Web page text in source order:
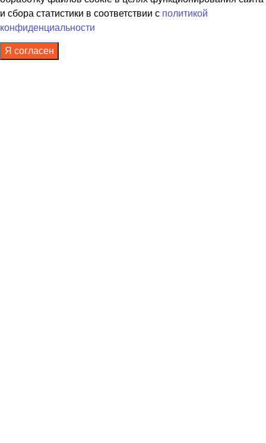
и сбора статистики в соответствии с политикой
конфиденциальности
Я согласен